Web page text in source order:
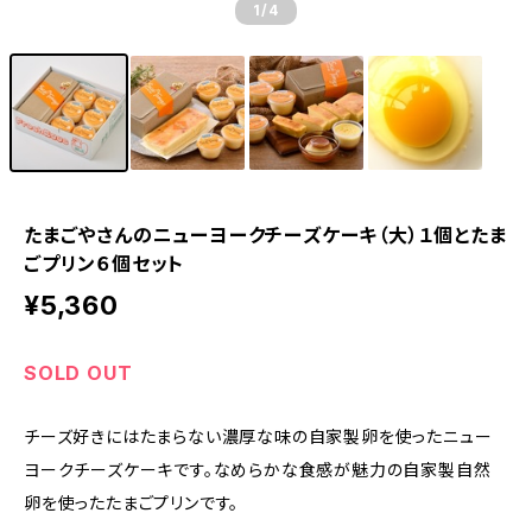
1 /4
たまごやさんのニューヨークチーズケーキ（大）１個とたま
ごプリン６個セット
¥5,360
SOLD OUT
チーズ好きにはたまらない濃厚な味の自家製卵を使ったニュー
ヨークチーズケーキです。なめらかな食感が魅力の自家製自然
卵を使ったたまごプリンです。